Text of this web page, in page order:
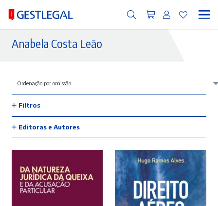
Anabela Costa Leão
Filtros
Editoras e Autores